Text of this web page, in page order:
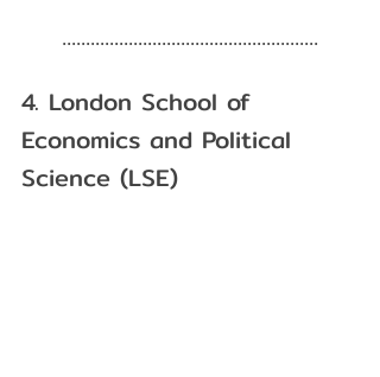
......................................................
4. London School of
Economics and Political
Science (LSE)